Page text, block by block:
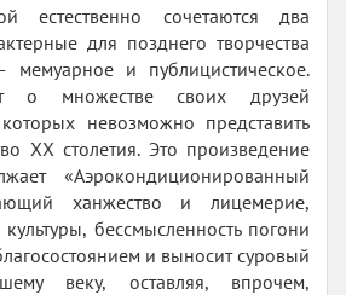
естественно сочетаются два
для позднего творчества
и публицистическое.
о множестве своих друзей
невозможно представить
XX столетия. Это произведение
«Аэрокондиционированный
ханжество и лицемерие,
культуры, бессмысленность погони
и выносит суровый
веку, оставляя, впрочем,